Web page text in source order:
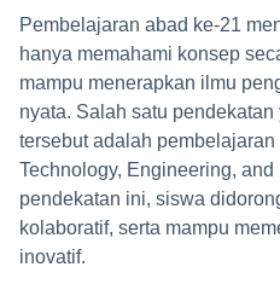
Pembelajaran abad ke-21
hanya memahami konsep
mampu menerapkan ilmu
nyata. Salah satu pendekatan
tersebut adalah
Technology, Engineering,
pendekatan ini, siswa
kolaboratif, serta mampu
inovatif.